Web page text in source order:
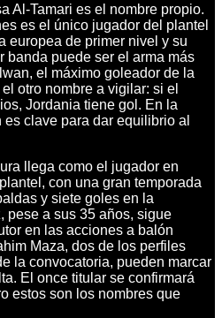
Al-Tamari es el nombre propio.
es el único jugador del plantel
europea de primer nivel y su
banda puede ser el arma más
el máximo goleador de la
otro nombre a vigilar: si el
Jordania tiene gol. En la
clave para dar equilibrio al
llega como el jugador en
con una gran temporada
y siete goles en la
pese a sus 35 años, sigue
en las acciones a balón
Maza, dos de los perfiles
la convocatoria, pueden marcar
El once titular se confirmará
estos son los nombres que